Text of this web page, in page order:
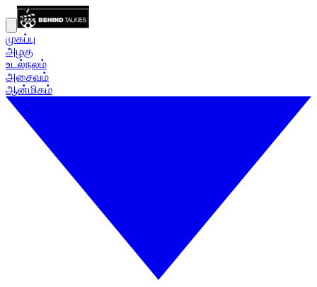
முகப்பு
அழகு
உடல்நலம்
அசைவம்
ஆன்மிகம்